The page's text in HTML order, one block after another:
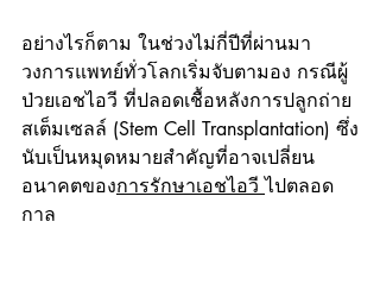
อย่างไรก็ตาม ในช่วงไม่กี่ปีที่ผ่านมา
วงการแพทย์ทั่วโลกเริ่มจับตามอง กรณีผู้
ป่วยเอชไอวี ที่ปลอดเชื้อหลังการปลูกถ่าย
สเต็มเซลล์ (Stem Cell Transplantation) ซึ่ง
นับเป็นหมุดหมายสำคัญที่อาจเปลี่ยน
อนาคตของการรักษาเอชไอวี ไปตลอด
กาล